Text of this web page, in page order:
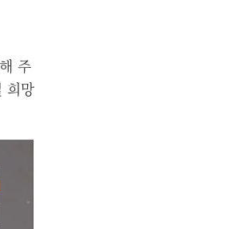
주
희망